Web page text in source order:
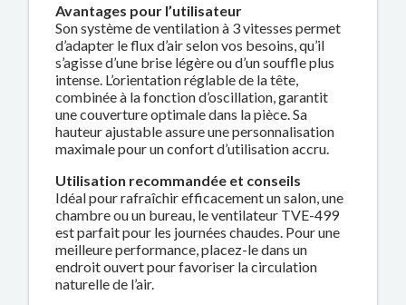
Avantages pour l’utilisateur
Son système de ventilation à 3 vitesses permet
d’adapter le flux d’air selon vos besoins, qu’il
s’agisse d’une brise légère ou d’un souffle plus
intense. L’orientation réglable de la tête,
combinée à la fonction d’oscillation, garantit
une couverture optimale dans la pièce. Sa
hauteur ajustable assure une personnalisation
maximale pour un confort d’utilisation accru.
Utilisation recommandée et conseils
Idéal pour rafraîchir efficacement un salon, une
chambre ou un bureau, le ventilateur TVE-499
est parfait pour les journées chaudes. Pour une
meilleure performance, placez-le dans un
endroit ouvert pour favoriser la circulation
naturelle de l’air.